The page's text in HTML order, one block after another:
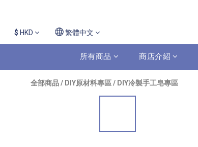
$ HKD 繁體中文
所有商品 商店介紹
全部商品/ DIY原材料專區/ DIY冷製手工皂專區